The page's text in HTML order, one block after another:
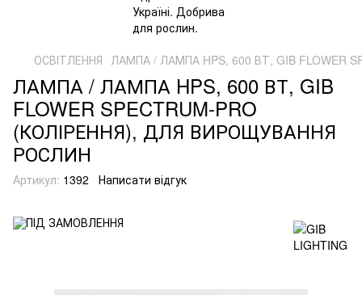
ОСВІТЛЕННЯ ЛАМПА / ЛАМПА HPS, 600 ВТ, GIB FLOWER
ЛАМПА / ЛАМПА HPS, 600 ВТ, GIB
FLOWER SPECTRUM-PRO
(КОЛІРЕННЯ), ДЛЯ ВИРОЩУВАННЯ
РОСЛИН
Артикул: 1392 Написати відгук